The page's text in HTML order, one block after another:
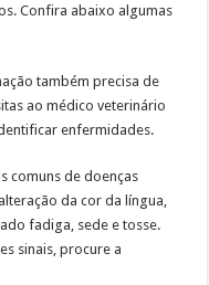
Confira abaixo algumas
também precisa de
ao médico veterinário
enfermidades.
comuns de doenças
da cor da língua,
fadiga, sede e tosse.
sinais, procure a